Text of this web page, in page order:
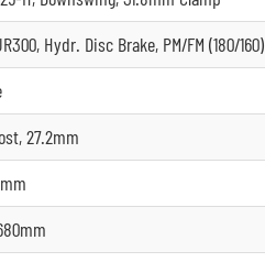
Hydr. Disc Brake, PM/FM (180/160)
27.2mm